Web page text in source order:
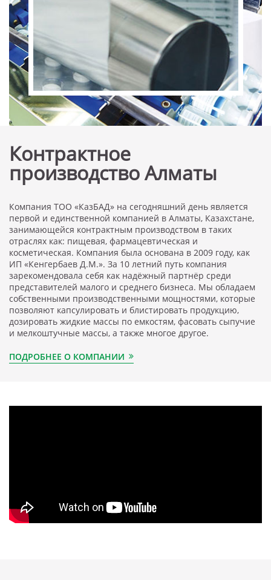
Контрактное
производство Алматы
Компания ТОО «КазБАД» на сегодняшний день является
первой и единственной компанией в Алматы, Казахстане,
занимающейся контрактным производством в таких
отраслях как: пищевая, фармацевтическая и
косметическая. Компания была основана в 2009 году, как
ИП «Кенгербаев Д.М.». За 10 летний путь компания
зарекомендовала себя как надёжный партнёр среди
представителей малого и среднего бизнеса. Мы обладаем
собственными производственными мощностями, которые
позволяют капсулировать и блистировать продукцию,
дозировать жидкие массы по емкостям, фасовать сыпучие
и мелкоштучные массы, а также многое другое.
ПОДРОБНЕЕ О КОМПАНИИ